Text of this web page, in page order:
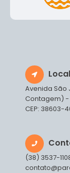
Avenida São
Contagem) -
CEP: 38603-
(38) 3537-